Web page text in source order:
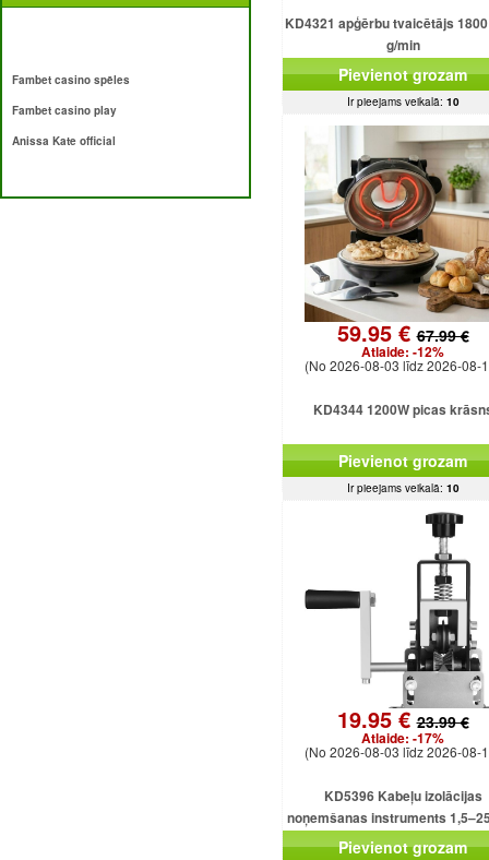
Fambet casino spēles
Fambet casino play
Anissa Kate official
KD4321 apģērbu tvaicētājs
g/min
Pievienot grozam
Ir pieejams veikalā: 10
59.95 €67.99 €
Atlaide: -12%
(No 2026-08-03 līdz 2026-08-
KD4344 1200W picas
Pievienot grozam
Ir pieejams veikalā: 10
19.95 €23.99 €
Atlaide: -17%
(No 2026-08-03 līdz 2026-08-
KD5396 Kabeļu izolācijas
noņemšanas instruments
kabeļiem
Pievienot grozam